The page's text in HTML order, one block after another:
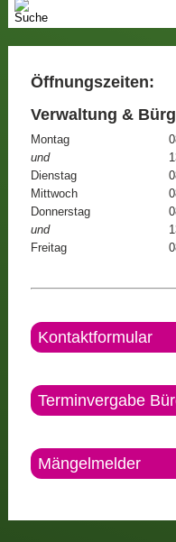
Öffnungszeiten:
Verwaltung &
Montag
und
Dienstag
Mittwoch
Donnerstag
und
Freitag
Kontaktformular
Terminvergabe
Mängelmelder